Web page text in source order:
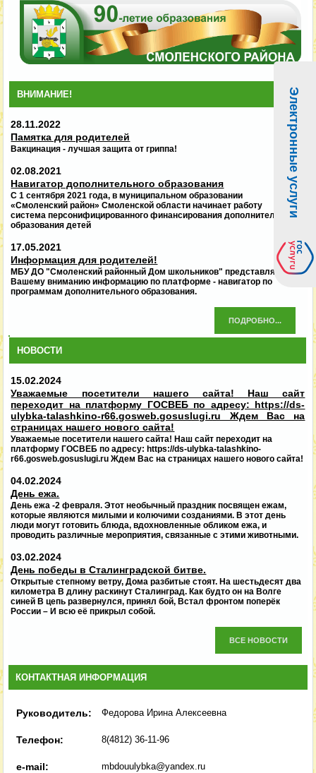
ВНИМАНИЕ!
28.11.2022
Памятка для родителей
Вакцинация - лучшая защита от гриппа!
02.08.2021
Навигатор дополнительного образования
С 1 сентября 2021 года, в муниципальном образовании
«Смоленский район» Смоленской области начинает работу
система персонифицированного финансирования дополнительного
образования детей
17.05.2021
Информация для родителей!
МБУ ДО "Смоленский районный Дом школьников" представляет
Вашему вниманию информацию по платформе - навигатор по
программам дополнительного образования.
ПОДРОБНО...
НОВОСТИ
15.02.2024
Уважаемые посетители нашего сайта! Наш сайт
переходит на платформу ГОСВЕБ по адресу: https://ds-
ulybka-talashkino-r66.gosweb.gosuslugi.ru Ждем Вас на
страницах нашего нового сайта!
Уважаемые посетители нашего сайта! Наш сайт переходит на
платформу ГОСВЕБ по адресу: https://ds-ulybka-talashkino-
r66.gosweb.gosuslugi.ru Ждем Вас на страницах нашего нового сайта!
04.02.2024
День ежа.
День ежа -2 февраля. Этот необычный праздник посвящен ежам,
которые являются милыми и колючими созданиями. В этот день
люди могут готовить блюда, вдохновленные обликом ежа, и
проводить различные мероприятия, связанные с этими животными.
03.02.2024
День победы в Сталинградской битве.
Открытые степному ветру, Дома разбитые стоят. На шестьдесят два
километра В длину раскинут Сталинград. Как будто он на Волге
синей В цепь развернулся, принял бой, Встал фронтом поперёк
России – И всю её прикрыл собой.
ВСЕ НОВОСТИ
КОНТАКТНАЯ ИНФОРМАЦИЯ
Руководитель: Федорова Ирина Алексеевна
Телефон: 8(4812) 36-11-96
e-mail: mbdouulybka@yandex.ru
Электронные услуги